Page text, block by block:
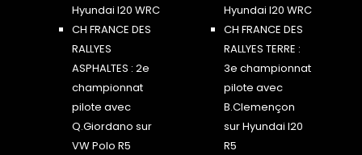
Hyundai I20 WRC
Hyundai I20 WRC
CH FRANCE DES
RALLYES
ASPHALTES : 2e
championnat
pilote avec
Q.Giordano sur
VW Polo R5
CH FRANCE DES
RALLYES TERRE :
3e championnat
pilote avec
B.Clemençon
sur Hyundai I20
R5